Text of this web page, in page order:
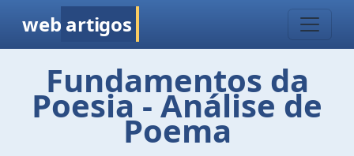
web artigos
Fundamentos da
Poesia - Análise de
Poema